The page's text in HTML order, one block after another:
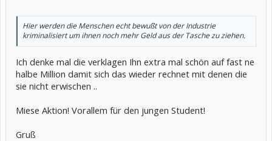
aber nicht
überrascht.
Ich habe das
erwartet",
Tenenbaum
der Zeitung.
Hier werden die Menschen echt bewußt von der Industrie
kriminalisiert um ihnen noch mehr Geld aus der Tasche zu ziehen.
Ich denke mal die verklagen Ihn extra mal schön auf fast ne
halbe Million damit sich das wieder rechnet mit denen die
sie nicht erwischen ..
Miese Aktion! Vorallem für den jungen Student!
Gruß